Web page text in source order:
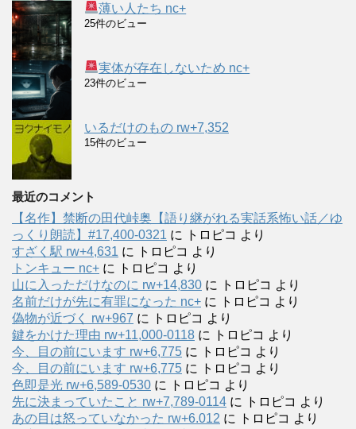
薄い人たち nc+
25件のビュー
実体が存在しないため nc+
23件のビュー
いるだけのもの rw+7,352
15件のビュー
最近のコメント
【名作】禁断の田代峠奥【語り継がれる実話系怖い話／ゆ
っくり朗読】#17,400-0321 に トロピコ より
すざく駅 rw+4,631 に トロピコ より
トンキュー nc+ に トロピコ より
山に入っただけなのに rw+14,830 に トロピコ より
名前だけが先に有罪になった nc+ に トロピコ より
偽物が近づく rw+967 に トロピコ より
鍵をかけた理由 rw+11,000-0118 に トロピコ より
今、目の前にいます rw+6,775 に トロピコ より
今、目の前にいます rw+6,775 に トロピコ より
色即是光 rw+6,589-0530 に トロピコ より
先に決まっていたこと rw+7,789-0114 に トロピコ より
あの目は怒っていなかった rw+6.012 に トロピコ より